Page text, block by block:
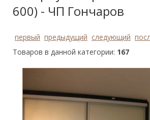
600) - ЧП Гончаров
первый предыдущий следующий
Товаров в данной категории: 167